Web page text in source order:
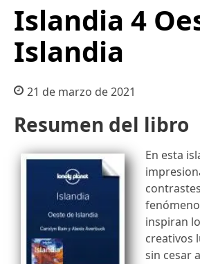
Islandia 4
Islandia
21 de marzo de 2021
Resumen del libro
En esta
inspiran
creativos
sin cesar